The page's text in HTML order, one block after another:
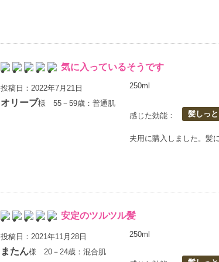
気に入っているそうです
投稿日：2022年7月21日
オリーブ様 55－59歳：普通肌
250ml
感じた効能： 髪しっと
夫用に購入しました。髪
安定のツルツル髪
投稿日：2021年11月28日
またん様 20－24歳：混合肌
250ml